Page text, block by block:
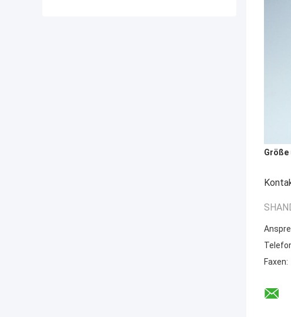
Größe
Faxen: